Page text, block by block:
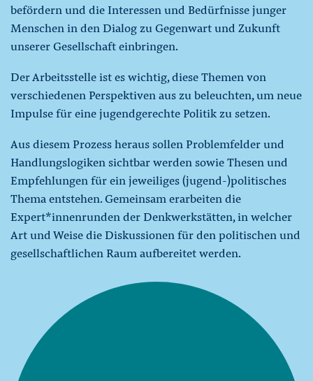
befördern und die Interessen und Bedürfnisse junger
Menschen in den Dialog zu Gegenwart und Zukunft
unserer Gesellschaft einbringen.
Der Arbeitsstelle ist es wichtig, diese Themen von
verschiedenen Perspektiven aus zu beleuchten, um neue
Impulse für eine jugendgerechte Politik zu setzen.
Aus diesem Prozess heraus sollen Problemfelder und
Handlungslogiken sichtbar werden sowie Thesen und
Empfehlungen für ein jeweiliges (jugend-)politisches
Thema entstehen. Gemeinsam erarbeiten die
Expert*innenrunden der Denkwerkstätten, in welcher
Art und Weise die Diskussionen für den politischen und
gesellschaftlichen Raum aufbereitet werden.